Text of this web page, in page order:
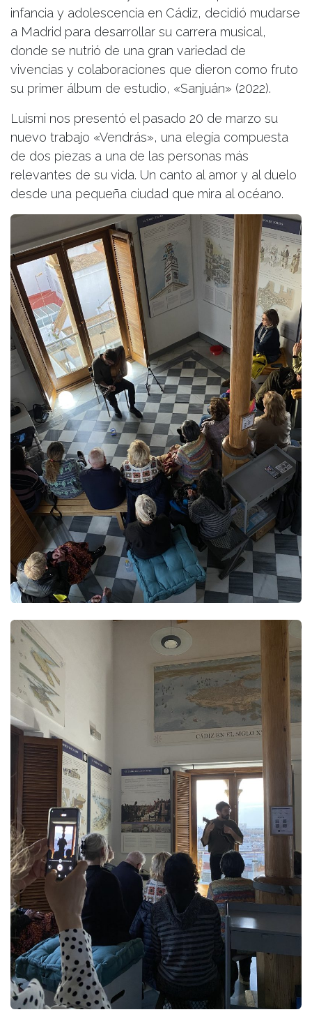
infancia y adolescencia en Cádiz, decidió mudarse
a Madrid para desarrollar su carrera musical,
donde se nutrió de una gran variedad de
vivencias y colaboraciones que dieron como fruto
su primer álbum de estudio, «Sanjuán» (2022).
Luismi nos presentó el pasado 20 de marzo su
nuevo trabajo «Vendrás», una elegía compuesta
de dos piezas a una de las personas más
relevantes de su vida. Un canto al amor y al duelo
desde una pequeña ciudad que mira al océano.